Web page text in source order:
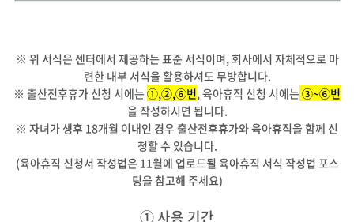
※ 위 서식은 센터에서 제공하는 표준 서식이며, 회사에서 자체적으로 마
련한 내부 서식을 활용하셔도 무방합니다.
※ 출산전후휴가 신청 시에는①,②,⑥번, 육아휴직 신청 시에는③~⑥번
을 작성하시면 됩니다.
※ 자녀가 생후 18개월 이내인 경우 출산전후휴가와 육아휴직을 함께 신
청할 수 있습니다.
(육아휴직 신청서 작성법은 11월에 업로드될 육아휴직 서식 작성법 포스
팅을 참고해 주세요)
① 사용 기간